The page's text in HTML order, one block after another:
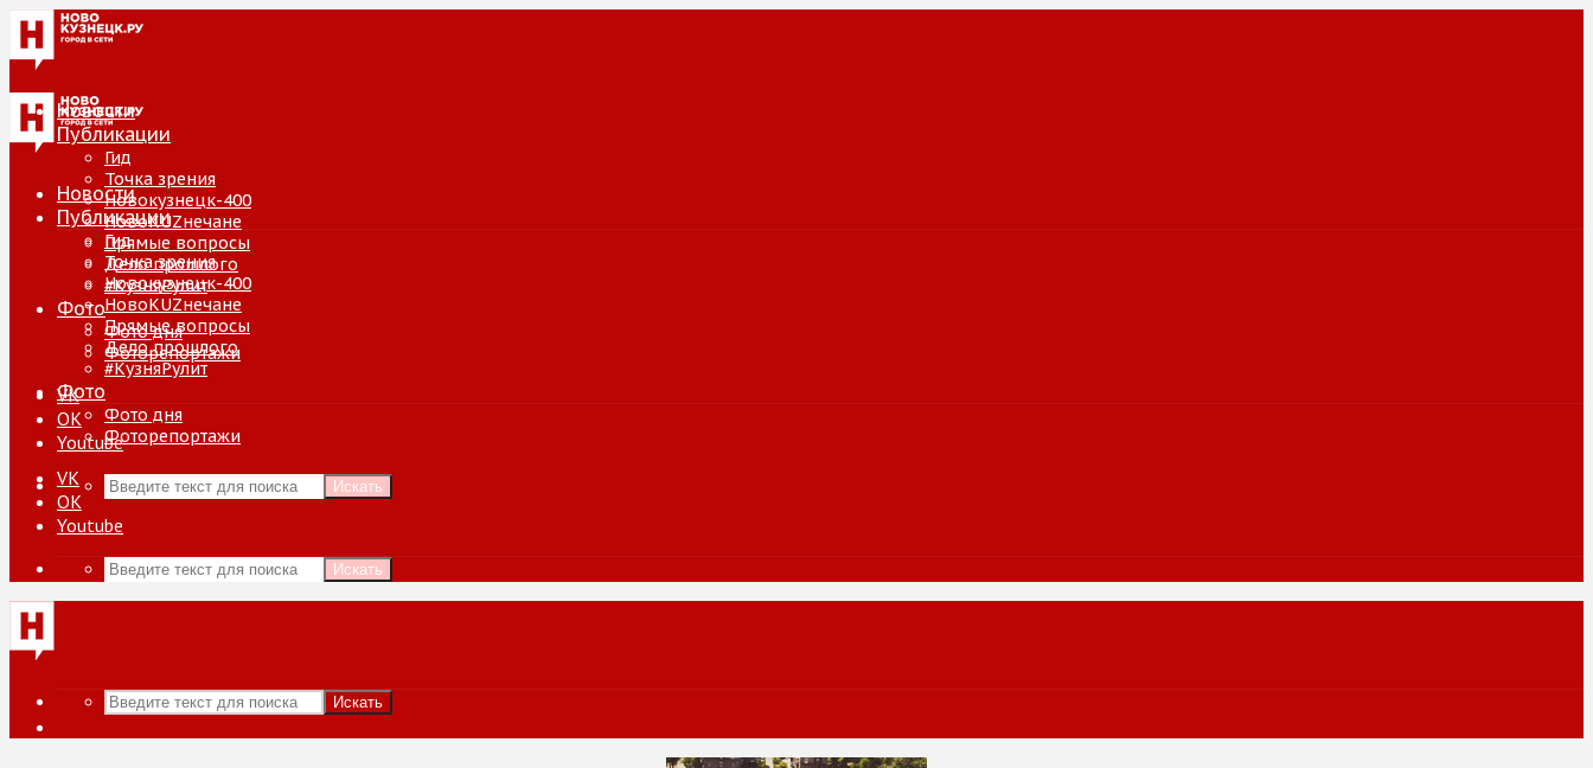
Новости
Публикации
Гид
Точка зрения
Новокузнецк-400
НовоKUZнечане
Прямые вопросы
Дело прошлого
#КузняРулит
Фото
Фото дня
Фоторепортажи
VK
ОК
Youtube
Искать
Новости
Публикации
Гид
Точка зрения
Новокузнецк-400
НовоKUZнечане
Прямые вопросы
Дело прошлого
#КузняРулит
Фото
Фото дня
Фоторепортажи
VK
ОК
Youtube
Искать
Искать